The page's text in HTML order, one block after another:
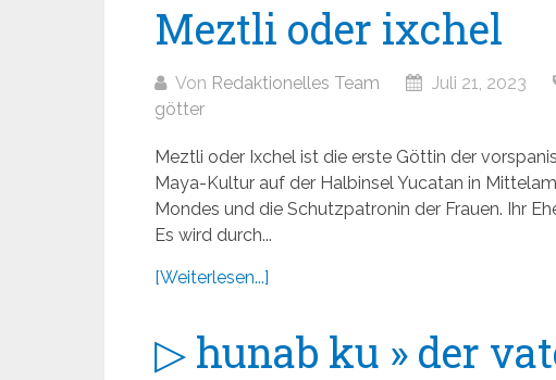
Meztli oder ixchel
Von Redaktionelles Team Juli 21, 2023
götter
Meztli oder Ixchel ist die erste Göttin der
Maya-Kultur auf der Halbinsel Yucatan in
Mondes und die Schutzpatronin der Frauen. Ihr
Es wird durch...
[Weiterlesen...]
▷ hunab ku » der